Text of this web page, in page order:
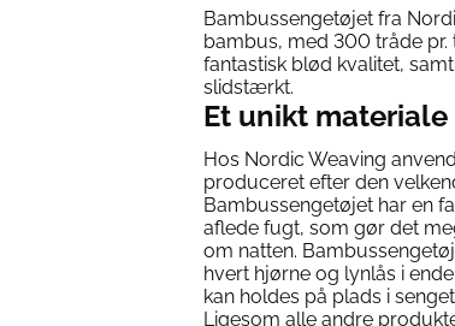
Bambussengetøjet fra
bambus, med 300 tråde pr.
fantastisk blød kvalitet,
slidstærkt.
Et unikt materiale
Hos Nordic Weaving
produceret efter den
Bambussengetøjet har en
aflede fugt, som gør det
om natten.
hvert hjørne og lynlås i
kan holdes på plads i
Ligesom alle andre